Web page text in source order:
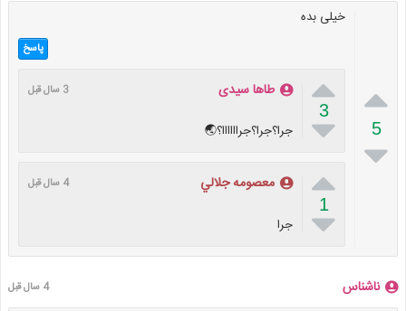

5

خیلی بده
پاسخ

3

طاها سیدی 3 سال قبل
جرا؟جرا؟جراااااا؟🌏

1

معصومه جلالي 4 سال قبل
جرا
ناشناس 4 سال قبل